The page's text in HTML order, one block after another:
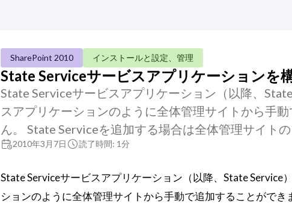
SharePoint 2010 インストールと設定、管理
State Serviceサービスアプリケーションを
State Serviceサービスアプリケーション（以降、
スアプリケーションのように全体管理サイトから手
ん。 State Serviceを追加する場合は全体管理サイト
2010年3月7日 読了時間: 1分
State Serviceサービスアプリケーション（以降、State Service
ションのように全体管理サイトから手動で追加することができ